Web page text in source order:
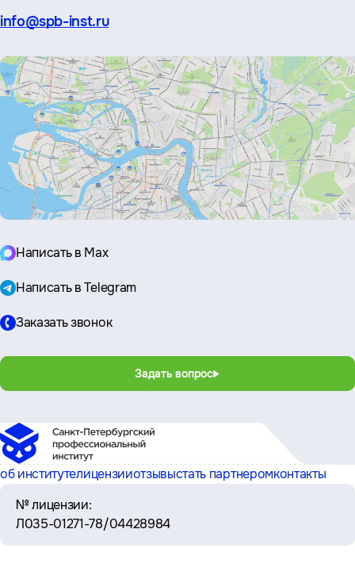
Эл.
info@spb-inst.ru
Написать в Max
Написать в Telegram
Заказать звонок
Задать вопрос
об институтелицензииотзывыстать партнеромконтакты
№ лицензии:
Л035-01271-78/04428984